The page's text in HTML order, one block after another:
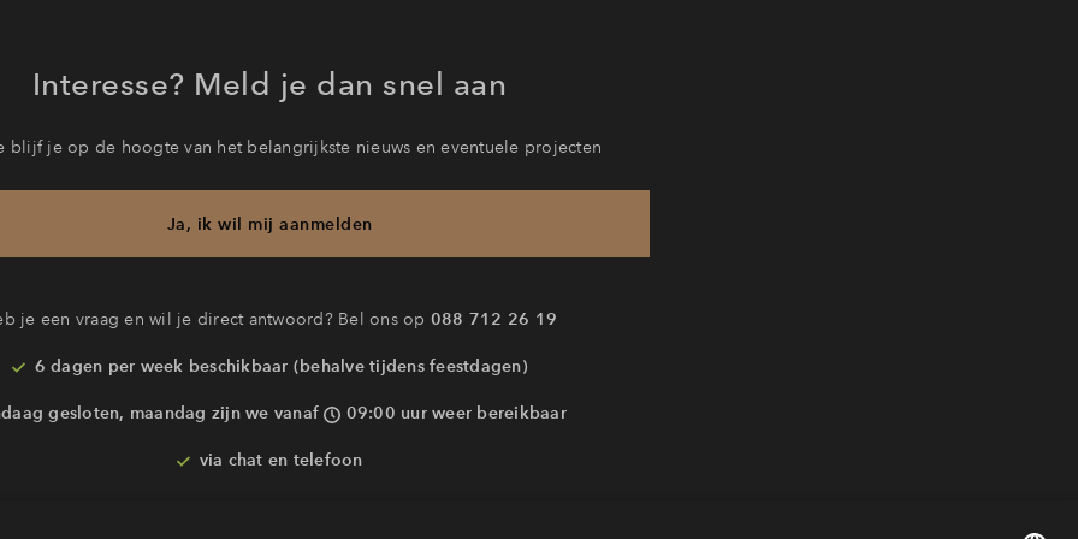
Interesse? Meld je dan snel aan
blijf je op de hoogte van het belangrijkste nieuws en eventuele projecten
Ja, ik wil mij aanmelden
je een vraag en wil je direct antwoord? Bel ons op 088 712 26 19
6 dagen per week beschikbaar (behalve tijdens feestdagen)
gesloten, maandag zijn we vanaf 09:00 uur weer bereikbaar
via chat en telefoon